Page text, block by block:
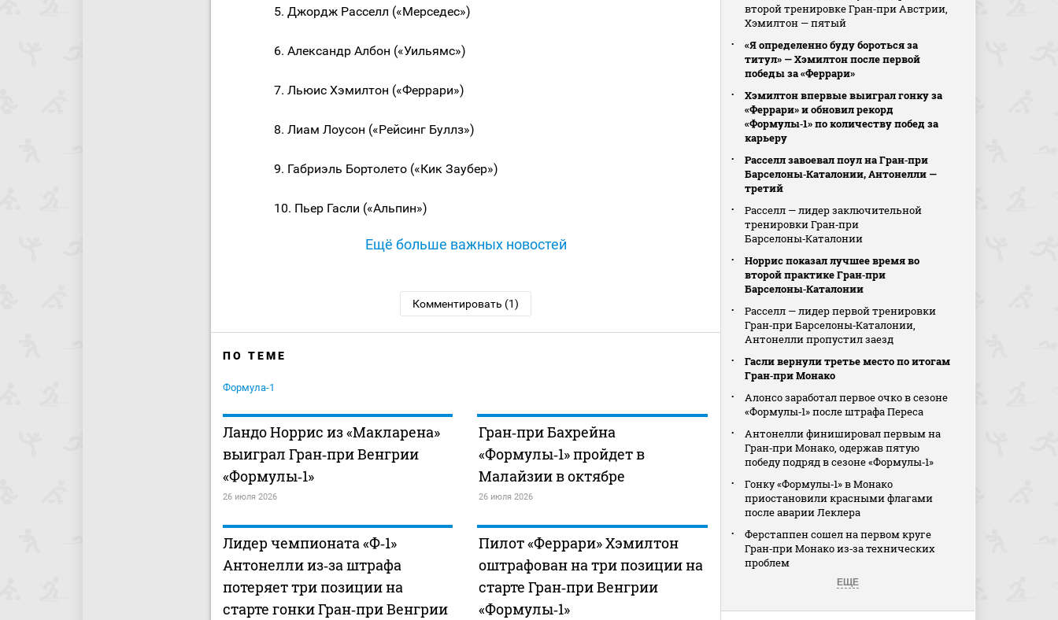
5. Джордж Расселл («Мерседес»)
6. Александр Албон («Уильямс»)
7. Льюис Хэмилтон («Феррари»)
8. Лиам Лоусон («Рейсинг Буллз»)
9. Габриэль Бортолето («Кик Заубер»)
10. Пьер Гасли («Альпин»)
Ещё больше важных новостей
Комментировать (1)
ПО ТЕМЕ
Формула-1
Ландо Норрис из «Макларена»
выиграл Гран‑при Венгрии
«Формулы‑1»
26 июля 2026
Гран‑при Бахрейна
«Формулы‑1» пройдет в
Малайзии в октябре
26 июля 2026
Лидер чемпионата «Ф‑1»
Антонелли из‑за штрафа
потеряет три позиции на
старте гонки Гран‑при Венгрии
Пилот «Феррари» Хэмилтон
оштрафован на три позиции на
старте Гран‑при Венгрии
«Формулы‑1»
второй тренировке Гран‑при Австрии,
Хэмилтон — пятый
«Я определенно буду бороться за
титул» — Хэмилтон после первой
победы за «Феррари»
Хэмилтон впервые выиграл гонку за
«Феррари» и обновил рекорд
«Формулы‑1» по количеству побед за
карьеру
Расселл завоевал поул на Гран‑при
Барселоны‑Каталонии, Антонелли —
третий
Расселл — лидер заключительной
тренировки Гран‑при
Барселоны‑Каталонии
Норрис показал лучшее время во
второй практике Гран‑при
Барселоны‑Каталонии
Расселл — лидер первой тренировки
Гран‑при Барселоны‑Каталонии,
Антонелли пропустил заезд
Гасли вернули третье место по итогам
Гран‑при Монако
Алонсо заработал первое очко в сезоне
«Формулы‑1» после штрафа Переса
Антонелли финишировал первым на
Гран‑при Монако, одержав пятую
победу подряд в сезоне «Формулы‑1»
Гонку «Формулы‑1» в Монако
приостановили красными флагами
после аварии Леклера
Ферстаппен сошел на первом круге
Гран‑при Монако из‑за технических
проблем
ЕЩЕ